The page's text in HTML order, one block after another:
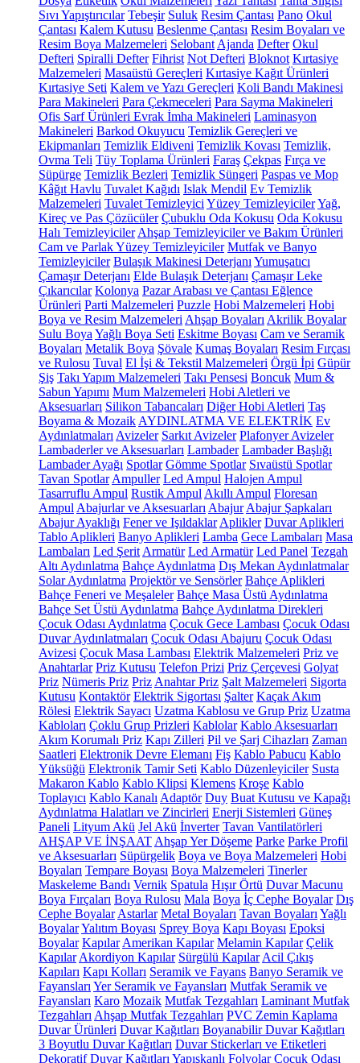
Sıvı Yapıştırıcılar Tebeşir Suluk Resim Çantası Pano Okul
Çantası Kalem Kutusu Beslenme Çantası Resim Boyaları ve
Resim Boya Malzemeleri Selobant Ajanda Defter Okul
Defteri Spiralli Defter Fihrist Not Defteri Bloknot Kırtasiye
Malzemeleri Masaüstü Gereçleri Kırtasiye Kağıt Ürünleri
Kırtasiye Seti Kalem ve Yazı Gereçleri Koli Bandı Makinesi
Para Makineleri Para Çekmeceleri Para Sayma Makineleri
Ofis Sarf Ürünleri Evrak İmha Makineleri Laminasyon
Makineleri Barkod Okuyucu Temizlik Gereçleri ve
Ekipmanları Temizlik Eldiveni Temizlik Kovası Temizlik,
Ovma Teli Tüy Toplama Ürünleri Faraş Çekpas Fırça ve
Süpürge Temizlik Bezleri Temizlik Süngeri Paspas ve Mop
Kâğıt Havlu Tuvalet Kağıdı Islak Mendil Ev Temizlik
Malzemeleri Tuvalet Temizleyici Yüzey TemizleyicilerYağ,
Kireç ve Pas Çözücüler Çubuklu Oda Kokusu Oda Kokusu
Halı Temizleyiciler Ahşap Temizleyiciler ve Bakım Ürünleri
Cam ve Parlak Yüzey Temizleyiciler Mutfak ve Banyo
Temizleyiciler Bulaşık Makinesi Deterjanı Yumuşatıcı
Çamaşır Deterjanı Elde Bulaşık Deterjanı Çamaşır Leke
Çıkarıcılar Kolonya Pazar Arabası ve Çantası Eğlence
Ürünleri Parti Malzemeleri Puzzle Hobi Malzemeleri Hobi
Boya ve Resim Malzemeleri Ahşap Boyaları Akrilik Boyalar
Sulu Boya Yağlı Boya Seti Eskitme Boyası Cam ve Seramik
Boyaları Metalik Boya Şövale Kumaş Boyaları Resim Fırçası
ve Rulosu Tuval El İşi & Tekstil Malzemeleri Örgü İpi Güpür
Şiş Takı Yapım Malzemeleri Takı Pensesi Boncuk Mum &
Sabun Yapımı Mum Malzemeleri Hobi Aletleri ve
Aksesuarları Silikon Tabancaları Diğer Hobi Aletleri Taş
Boyama & Mozaik AYDINLATMA VE ELEKTRİK Ev
Aydınlatmaları Avizeler Sarkıt Avizeler Plafonyer Avizeler
Lambaderler ve Aksesuarları Lambader Lambader Başlığı
Lambader Ayağı Spotlar Gömme Spotlar Sıvaüstü Spotlar
Tavan Spotlar Ampuller Led Ampul Halojen Ampul
Tasarruflu Ampul Rustik Ampul Akıllı Ampul Floresan
Ampul Abajurlar ve Aksesuarları Abajur Abajur Şapkaları
Abajur Ayaklığı Fener ve Işıldaklar Aplikler Duvar Aplikleri
Tablo Aplikleri Banyo Aplikleri Lamba Gece Lambaları Masa
Lambaları Led Şerit Armatür Led Armatür Led Panel Tezgah
Altı Aydınlatma Bahçe Aydınlatma Dış Mekan Aydınlatmalar
Solar Aydınlatma Projektör ve Sensörler Bahçe Aplikleri
Bahçe Feneri ve Meşaleler Bahçe Masa Üstü Aydınlatma
Bahçe Set Üstü Aydınlatma Bahçe Aydınlatma Direkleri
Çocuk Odası Aydınlatma Çocuk Gece Lambası Çocuk Odası
Duvar Aydınlatmaları Çocuk Odası Abajuru Çocuk Odası
Avizesi Çocuk Masa Lambası Elektrik Malzemeleri Priz ve
Anahtarlar Priz Kutusu Telefon Prizi Priz Çerçevesi Golyat
Priz Nümeris Priz Priz Anahtar Priz Şalt Malzemeleri Sigorta
Kutusu Kontaktör Elektrik Sigortası Şalter Kaçak Akım
Rölesi Elektrik Sayacı Uzatma Kablosu ve Grup Priz Uzatma
Kabloları Çoklu Grup Prizleri Kablolar Kablo Aksesuarları
Akım Korumalı Priz Kapı Zilleri Pil ve Şarj Cihazları Zaman
Saatleri Elektronik Devre Elemanı Fiş Kablo Pabucu Kablo
Yüksüğü Elektronik Tamir Seti Kablo Düzenleyiciler Susta
Makaron Kablo Kablo Klipsi Klemens Kroşe Kablo
Toplayıcı Kablo Kanalı Adaptör Duy Buat Kutusu ve Kapağı
Aydınlatma Halatları ve Zincirleri Enerji Sistemleri Güneş
Paneli Lityum Akü Jel Akü İnverter Tavan Vantilatörleri
AHŞAP VE İNŞAAT Ahşap Yer Döşeme Parke Parke Profil
ve Aksesuarları Süpürgelik Boya ve Boya Malzemeleri Hobi
Boyaları Tempare Boyası Boya Malzemeleri Tinerler
Maskeleme Bandı Vernik Spatula Hışır Örtü Duvar Macunu
Boya Fırçaları Boya Rulosu Mala Boya İç Cephe Boyalar Dış
Cephe Boyalar Astarlar Metal Boyaları Tavan Boyaları Yağlı
BoyalarYalıtım Boyası Sprey Boya Kapı Boyası Epoksi
Boyalar Kapılar Amerikan Kapılar Melamin Kapılar Çelik
Kapılar Akordiyon Kapılar Sürgülü Kapılar Acil Çıkış
Kapıları Kapı Kolları Seramik ve Fayans Banyo Seramik ve
Fayansları Yer Seramik ve Fayansları Mutfak Seramik ve
Fayansları Karo Mozaik Mutfak Tezgahları Laminant Mutfak
Tezgahları Ahşap Mutfak Tezgahları PVC Zemin Kaplama
Duvar Ürünleri Duvar Kağıtları Boyanabilir Duvar Kağıtları
3 Boyutlu Duvar Kağıtları Duvar Stickerları ve Etiketleri
Dekoratif Duvar Kağıtları Yapışkanlı Folyolar Çocuk Odası